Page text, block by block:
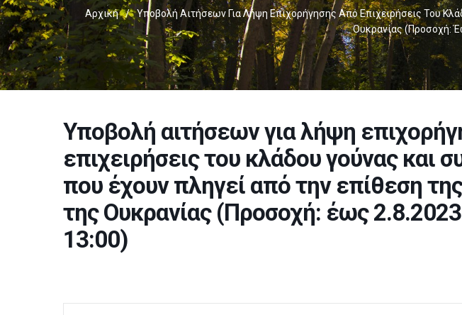
Αρχική /
Υποβολή Αιτήσεων Για Λήψη Επιχορήγησης Από Επιχειρήσεις Του
Ουκρανίας (Προσοχή:
Υποβολή αιτήσεων για λήψη
επιχειρήσεις του κλάδου γούνας και
που έχουν πληγεί από την επίθεση
της Ουκρανίας (Προσοχή: έως
13:00)